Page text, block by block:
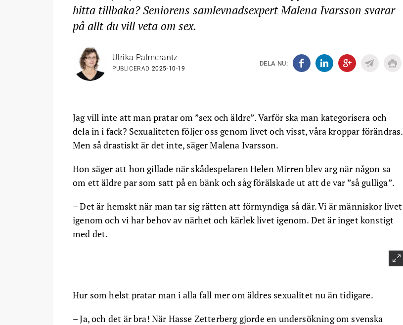
hitta tillbaka? Seniorens samlevnadsexpert Malena Ivarsson svarar
på allt du vill veta om sex.
Ulrika Palmcrantz
PUBLICERAD 2025-10-19
DELA NU:
Jag vill inte att man pratar om ”sex och äldre”. Varför ska man kategorisera och
dela in i fack? Sexualiteten följer oss genom livet och visst, våra kroppar förändras.
Men så drastiskt är det inte, säger Malena Ivarsson.
Hon säger att hon gillade när skådespelaren Helen Mirren blev arg när någon sa
om ett äldre par som satt på en bänk och såg förälskade ut att de var ”så gulliga”.
– Det är hemskt när man tar sig rätten att förmyndiga så där. Vi är människor livet
igenom och vi har behov av närhet och kärlek livet igenom. Det är inget konstigt
med det.
Hur som helst pratar man i alla fall mer om äldres sexualitet nu än tidigare.
– Ja, och det är bra! När Hasse Zetterberg gjorde en undersökning om svenska